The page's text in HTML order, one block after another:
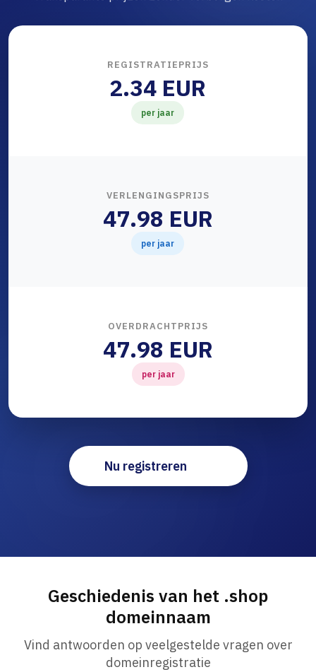
REGISTRATIEPRIJS
2.34 EUR
per jaar
VERLENGINGSPRIJS
47.98 EUR
per jaar
OVERDRACHTPRIJS
47.98 EUR
per jaar
Nu registreren
Geschiedenis van het .shop
domeinnaam
Vind antwoorden op veelgestelde vragen over
domeinregistratie